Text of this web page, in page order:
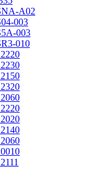
A02
003
003
010